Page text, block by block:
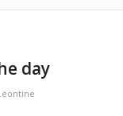
day